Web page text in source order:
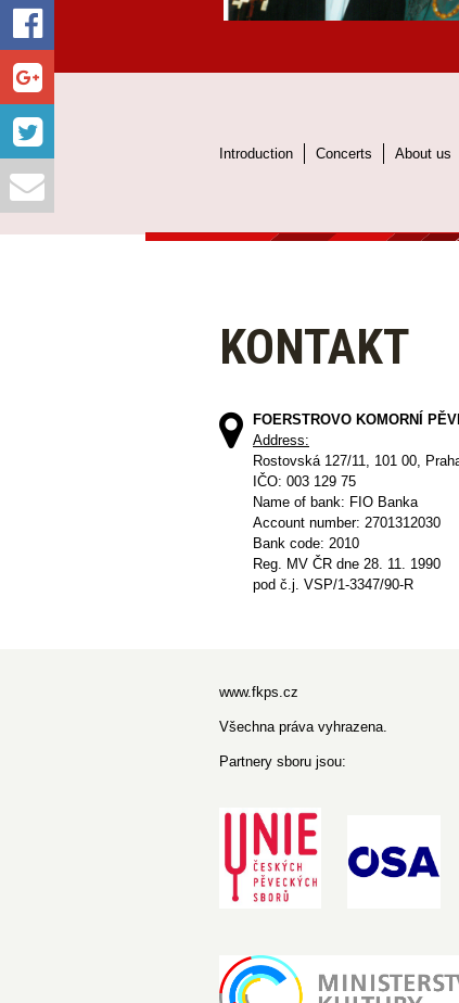
Introduction Concerts About us
KONTAKT
FOERSTROVO KOMORNÍ
Address:
Rostovská 127/11, 101 00,
IČO: 003 129 75
Name of bank: FIO Banka
Account number: 2701312030
Bank code: 2010
Reg. MV ČR dne 28. 11. 1990
pod č.j. VSP/1-3347/90-R
www.fkps.cz
Všechna práva vyhrazena.
Partnery sboru jsou: